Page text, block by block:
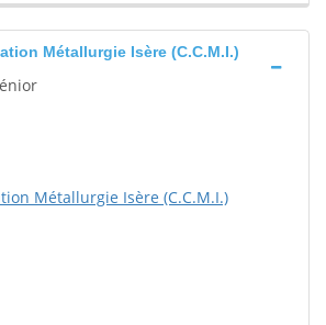
Métallurgie Isère (C.C.M.I.)
Métallurgie Isère (C.C.M.I.)